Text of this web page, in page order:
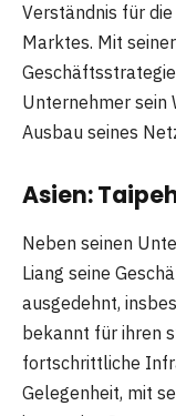
Verständnis für
Marktes. Mit
Unternehmer sein
Ausbau seines
Asien:
Neben seinen
Liang seine
ausgedehnt,
bekannt für ihren
fortschrittliche
Gelegenheit, mit